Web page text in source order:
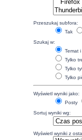
Przeszukaj subfora:
Tak
Szukaj w:
Temat
Tylko
Tylko
Tylko
Wyświetl wyniki jako:
Posty
Sortuj wyniki wg:
Wyświetl wyniki z